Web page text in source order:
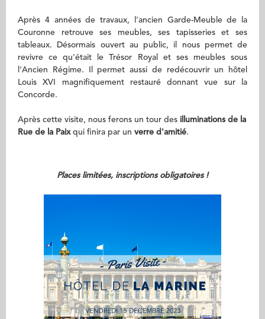
Après 4 années de travaux, l'ancien Garde-Meuble de la
Couronne retrouve ses meubles, ses tapisseries et ses
tableaux. Désormais ouvert au public, il nous permet de
revivre ce qu'était le Trésor Royal et ses meubles sous
l'Ancien Régime. Il permet aussi de redécouvrir un hôtel
Louis XVI magnifiquement restauré donnant vue sur la
Concorde.
Après cette visite, nous ferons un tour des illuminations de la
Rue de la Paixqui finira par un verre d'amitié.
Places limitées, inscriptions obligatoires !